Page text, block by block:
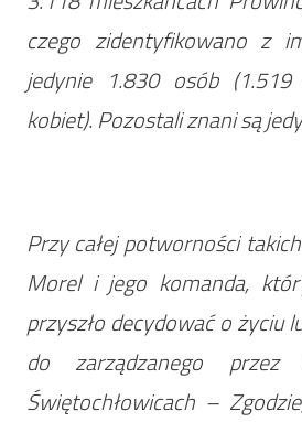
czego zidentyfikowano z
jedynie 1.830 osób
kobiet). Pozostali znani są
Przy całej potworności
Morel i jego komanda,
przyszło decydować o życiu
do zarządzanego
Świętochłowicach –